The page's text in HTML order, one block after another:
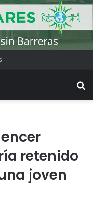
retenido
joven